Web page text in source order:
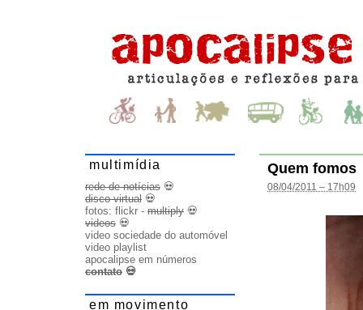
Quem fomos
08/04/2011 – 17h09
multimídia
rede de notícias 💀
disco virtual 💀
fotos: flickr - multiply 💀
videos 💀
video sociedade do automóvel
video playlist
apocalipse em números
contato 💀
em movimento